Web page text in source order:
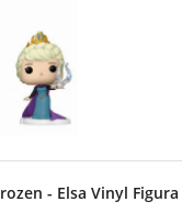
- Elsa Vinyl Figura